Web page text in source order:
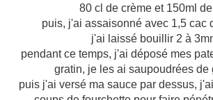
80 cl de crème et 150ml
puis, j'ai assaisonné avec 1,5 cac
j'ai laissé bouillir 2 à
pendant ce temps, j'ai déposé mes
gratin, je les ai saupoudrées de
puis j'ai versé ma sauce par dessus,